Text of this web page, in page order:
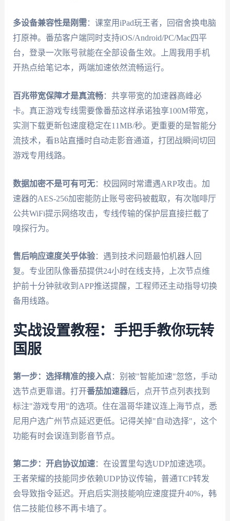
多设备兼容性是刚需：课室用iPad玩王者，回宿舍换电脑
打原神。番茄客户端同时支持iOS/Android/PC/Mac四平
台，登录一次账号就能在全部设备生效。上周我用手机
开热点给笔记本，两端加速依然流畅运行。
百兆带宽保障才是真流畅：共享带宽的加速器高峰必
卡。真正游戏专线需要像番茄这样承诺独享100M带宽，
实测下载更新包速度稳定在11MB/秒。更重要的是智能分
流技术，看B站直播时自动走影音通道，打团战瞬间切回
游戏专用线路。
数据加密不是可有可无：校园网时常遭遇ARP攻击。加
速器的AES-256加密能防止账号密码被截取，有次咖啡厅
公共WiFi提示网络攻击，专线传输的保护层直接拦截了
嗅探行为。
售后响应速度关乎体验：遇到技术问题最怕机器人回
复。专业团队像番茄提供24小时在线支持，上次节点维
护前十分钟就收到APP推送提醒，工程师还主动指导切换
备用线路。
实战设置教程：手把手教你玩转
国服
第一步：选择精准的接入点：别被"智能加速"忽悠，手动
选节点更靠谱。打开番茄加速器后，点开节点列表找到
标注"游戏专用"的选项。住在温哥华建议连上海节点，悉
尼用户选广州节点延迟更低。记得关掉"自动选择"，这个
功能有时会误连到影音节点。
第二步：开启协议加速：在设置里勾选UDP加速选项。
王者荣耀的技能同步依赖UDP协议传输，普通TCP转发
会导致指令延迟。开启后实测技能响应速度提升40%，韩
信二技能位移不再卡墙了。